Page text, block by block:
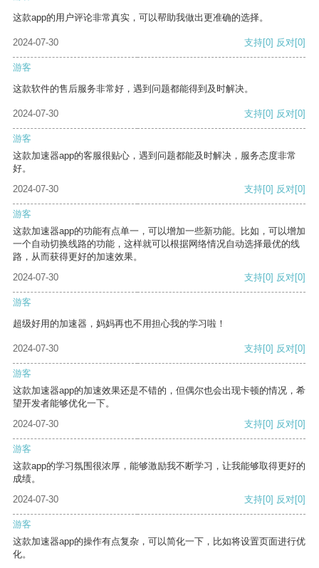
这款app的用户评论非常真实，可以帮助我做出更准确的选择。
2024-07-30 支持[0] 反对[0]
游客
这款软件的售后服务非常好，遇到问题都能得到及时解决。
2024-07-30 支持[0] 反对[0]
游客
这款加速器app的客服很贴心，遇到问题都能及时解决，服务态度非常
好。
2024-07-30
支持[0] 反对[0]
游客
这款加速器app的功能有点单一，可以增加一些新功能。比如，可以增加
一个自动切换线路的功能，这样就可以根据网络情况自动选择最优的线
路，从而获得更好的加速效果。
2024-07-30
支持[0] 反对[0]
游客
超级好用的加速器，妈妈再也不用担心我的学习啦！
2024-07-30 支持[0] 反对[0]
游客
这款加速器app的加速效果还是不错的，但偶尔也会出现卡顿的情况，希
望开发者能够优化一下。
2024-07-30
支持[0] 反对[0]
游客
这款app的学习氛围很浓厚，能够激励我不断学习，让我能够取得更好的
成绩。
2024-07-30
支持[0] 反对[0]
游客
这款加速器app的操作有点复杂，可以简化一下，比如将设置页面进行优
化。